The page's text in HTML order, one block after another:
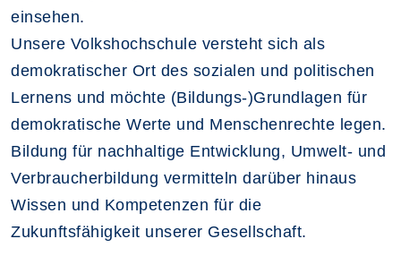
einsehen.
Unsere Volkshochschule versteht sich als
demokratischer Ort des sozialen und politischen
Lernens und möchte (Bildungs-)Grundlagen für
demokratische Werte und Menschenrechte legen.
Bildung für nachhaltige Entwicklung, Umwelt- und
Verbraucherbildung vermitteln darüber hinaus
Wissen und Kompetenzen für die
Zukunftsfähigkeit unserer Gesellschaft.